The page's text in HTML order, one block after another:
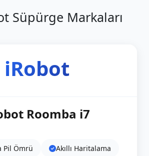
Süpürge Markaları
iRobot
Roomba i7
Pil Ömrü
Akıllı Haritalama